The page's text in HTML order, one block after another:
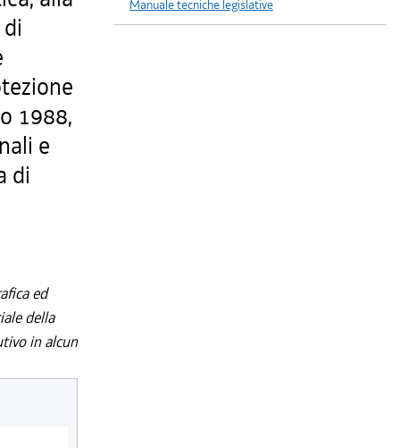
1988,
e
di
ed
della
in alcun
Manuale tecniche legislative